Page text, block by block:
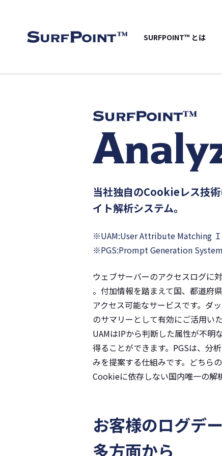
SURFPOINT™ とは
当社独自のCookieレス技
イト解析システム。
※UAM:User Attribute Matching Ｉ
※PGS:Prompt Generation
ウェブサーバーのアクセスログに
。付加情報を踏まえて国、都道府
アクセス可能なサービスです。ダ
のサマリーとして有効にご活用いた
UAMはIPから判断した属性が不明
得ることができます。PGSは、分
みを提案する仕組みです。どちら
Cookieに依存しない国内唯一の解
お客様のログデ
多方面から